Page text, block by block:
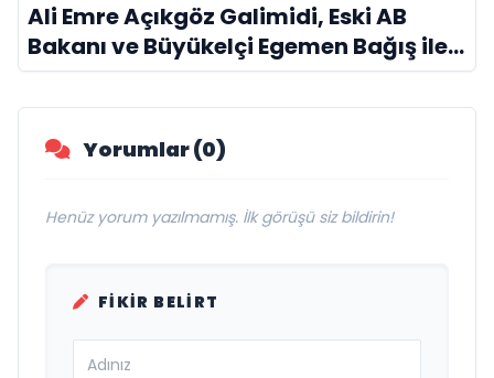
Ali Emre Açıkgöz Galimidi, Eski AB
Bakanı ve Büyükelçi Egemen Bağış ile
Bir Araya Geldi
Yorumlar (0)
Henüz yorum yazılmamış. İlk görüşü siz bildirin!
FIKIR BELIRT